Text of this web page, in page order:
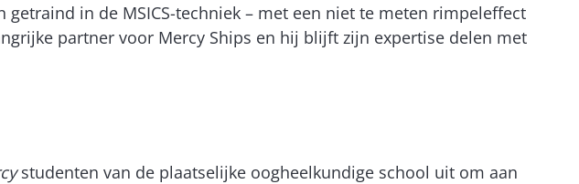
in de MSICS-techniek – met een niet te meten rimpeleffect
partner voor Mercy Ships en hij blijft zijn expertise delen met
studenten van de plaatselijke oogheelkundige school uit om aan